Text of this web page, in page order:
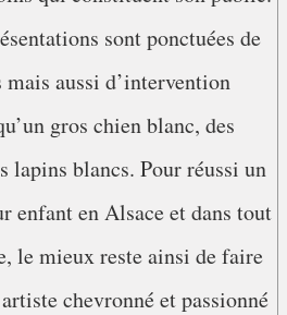
sont ponctuées de
mais aussi d’intervention
gros chien blanc, des
lapins blancs. Pour réussi un
enfant en Alsace et dans tout
le mieux reste ainsi de faire
chevronné et passionné